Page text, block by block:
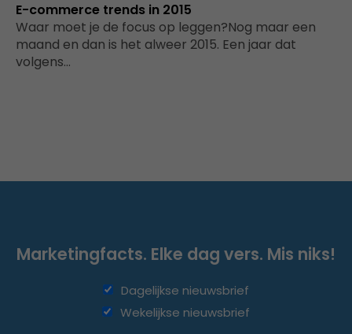
E-commerce trends in 2015
Waar moet je de focus op leggen?Nog maar een
maand en dan is het alweer 2015. Een jaar dat
volgens…
Marketingfacts. Elke dag vers. Mis niks!
Dagelijkse nieuwsbrief
Wekelijkse nieuwsbrief